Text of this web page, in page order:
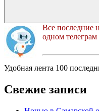
Все последние
одном телеграм
Удобная лента 100
Свежие записи